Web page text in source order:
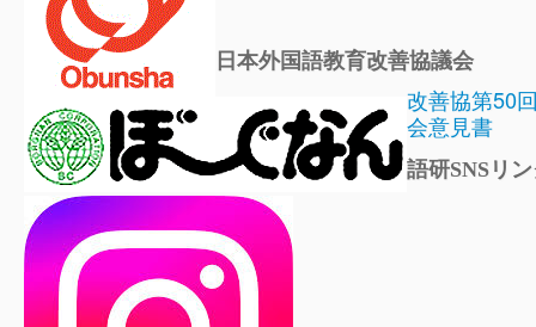
日本外国語教育改善協議会
改善協第50
会意見書
語研SNSリ